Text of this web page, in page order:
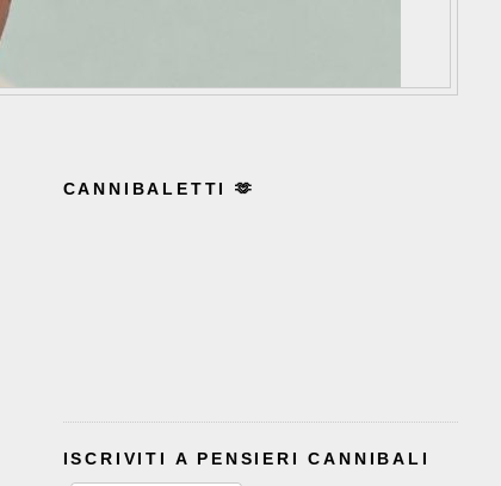
CANNIBALETTI 🫶
ISCRIVITI A PENSIERI CANNIBALI